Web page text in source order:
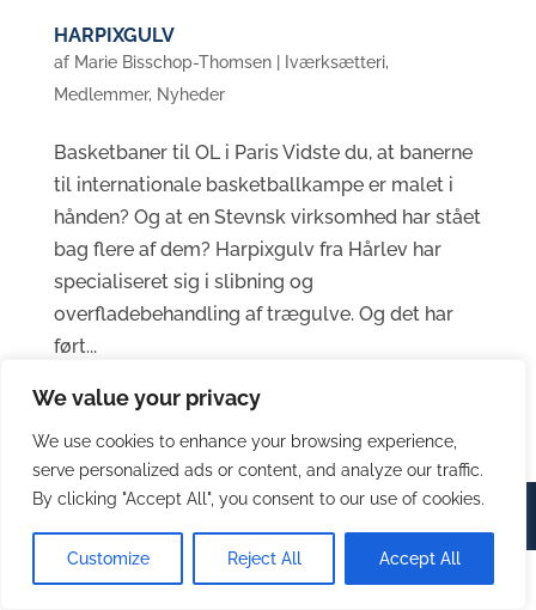
We value your privacy
We use cookies to enhance your browsing experience,
serve personalized ads or content, and analyze our traffic.
By clicking "Accept All", you consent to our use of cookies.
Customize Reject All Accept All
HARPIXGULV
af Marie Bisschop-Thomsen| Iværksætteri,
Medlemmer, Nyheder
Basketbaner til OL i Paris Vidste du, at banerne
til internationale basketballkampe er malet i
hånden? Og at en Stevnsk virksomhed har stået
bag flere af dem? Harpixgulv fra Hårlev har
specialiseret sig i slibning og
overfladebehandling af trægulve. Og det har
ført...